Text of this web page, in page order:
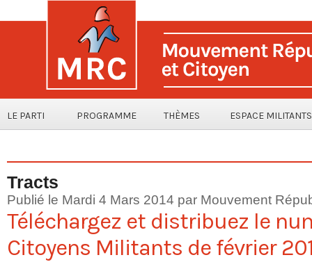
LE PARTI PROGRAMME THÈMES ESPACE MILITANTS
Tracts
Publié le Mardi 4 Mars 2014 par Mouvement
Téléchargez et distribuez le
Citoyens Militants de février